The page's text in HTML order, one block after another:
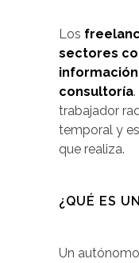
Los
sectores
consultoría
trabajador
temporal y
que realiza.
¿QUÉ ES
Un